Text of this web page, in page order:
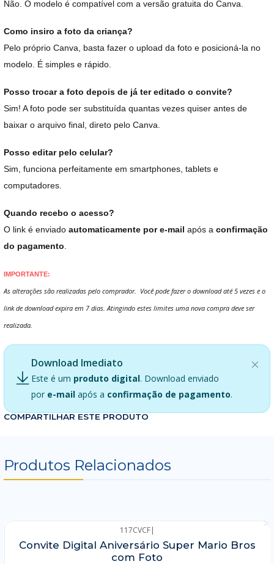
Não. O modelo é compatível com a versão gratuita do Canva.
Como insiro a foto da criança?
Pelo próprio Canva, basta fazer o upload da foto e posicioná-la no
modelo. É simples e rápido.
Posso trocar a foto depois de já ter editado o convite?
Sim! A foto pode ser substituída quantas vezes quiser antes de
baixar o arquivo final, direto pelo Canva.
Posso editar pelo celular?
Sim, funciona perfeitamente em smartphones, tablets e
computadores.
Quando recebo o acesso?
O link é enviado automaticamente por e-mail após a confirmação
do pagamento
IMPORTANTE:
As alterações são realizadas pelo comprador. Você pode fazer o download até 5 vezes e o
link de download expira em 7 dias. Atingindo estes limites uma nova compra deve ser
realizada.
Download Imediato
Este é um produto digital. Download enviado
por e-mail após a confirmação de pagamento.
COMPARTILHAR ESTE PRODUTO
Produtos Relacionados
117CVCF|
Convite Digital Aniversário Super Mario Bros
com Foto